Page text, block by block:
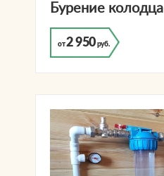
Бурение колодца
от2 950 руб.